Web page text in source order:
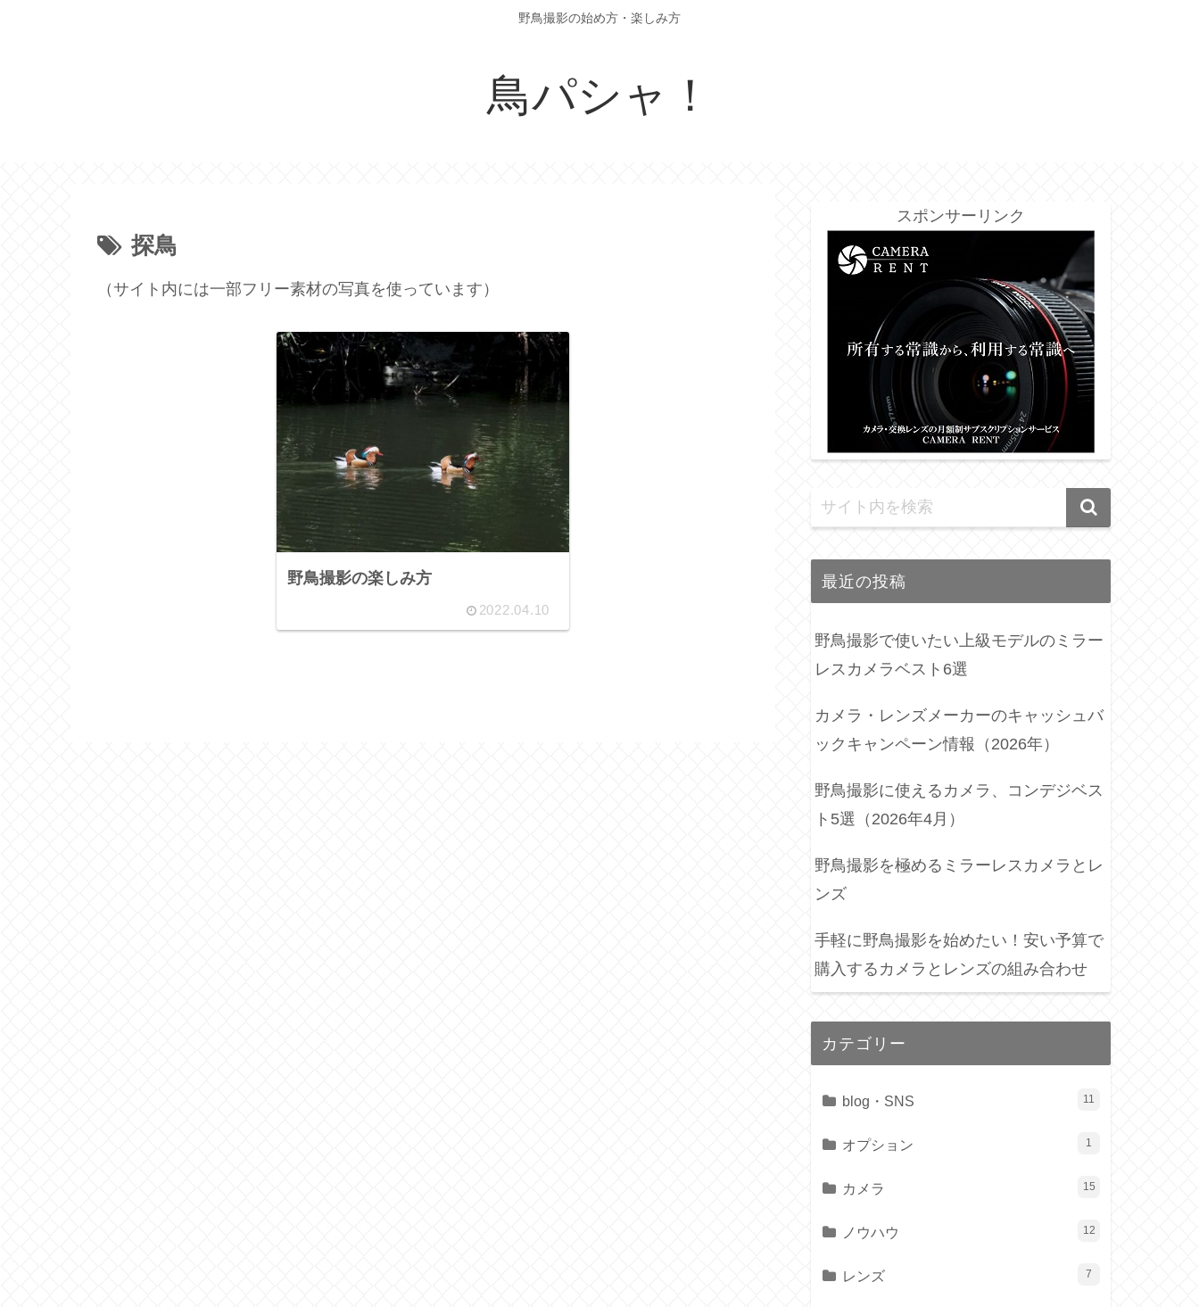
野鳥撮影の始め方・楽しみ方
鳥パシャ！
探鳥
（サイト内には一部フリー素材の写真を使っています）
野鳥撮影の楽しみ方
2022.04.10
スポンサーリンク
最近の投稿
野鳥撮影で使いたい上級モデルのミラー
レスカメラベスト6選
カメラ・レンズメーカーのキャッシュバ
ックキャンペーン情報（2026年）
野鳥撮影に使えるカメラ、コンデジベス
ト5選（2026年4月）
野鳥撮影を極めるミラーレスカメラとレ
ンズ
手軽に野鳥撮影を始めたい！安い予算で
購入するカメラとレンズの組み合わせ
カテゴリー
blog・SNS 11
オプション 1
カメラ 15
ノウハウ 12
レンズ 7